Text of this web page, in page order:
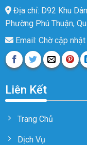
Địa chỉ: D92 Khu
Phường Phú Thuận,
Email: Chờ cập
Liên Kết
Trang Chủ
Dịch Vụ